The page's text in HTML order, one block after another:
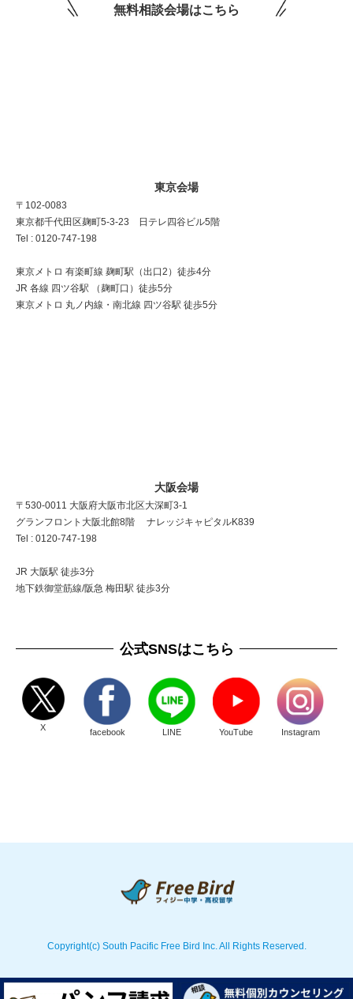
無料相談会場はこちら
東京会場
〒102-0083
東京都千代田区麹町5-3-23 日テレ四谷ビル5階
Tel : 0120-747-198
東京メトロ 有楽町線 麹町駅（出口2）徒歩4分
JR 各線 四ツ谷駅 （麹町口）徒歩5分
東京メトロ 丸ノ内線・南北線 四ツ谷駅 徒歩5分
大阪会場
〒530-0011 大阪府大阪市北区大深町3-1
グランフロント大阪北館8階 ナレッジキャピタルK839
Tel : 0120-747-198
JR 大阪駅 徒歩3分
地下鉄御堂筋線/阪急 梅田駅 徒歩3分
公式SNSはこちら
X facebook LINE YouTube Instagram
Copyright(c) South Pacific Free Bird Inc. All Rights Reserved.